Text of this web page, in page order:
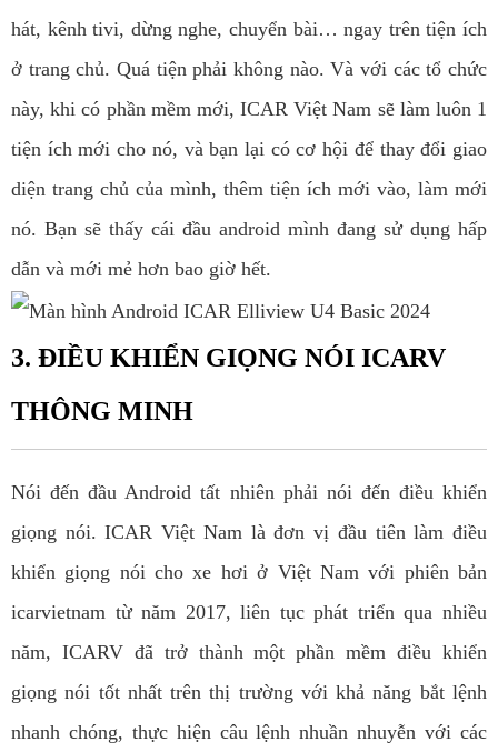
hát, kênh tivi, dừng nghe, chuyển bài… ngay trên tiện ích
ở trang chủ. Quá tiện phải không nào. Và với các tổ chức
này, khi có phần mềm mới, ICAR Việt Nam sẽ làm luôn 1
tiện ích mới cho nó, và bạn lại có cơ hội để thay đổi giao
diện trang chủ của mình, thêm tiện ích mới vào, làm mới
nó. Bạn sẽ thấy cái đầu android mình đang sử dụng hấp
dẫn và mới mẻ hơn bao giờ hết.
3. ĐIỀU KHIỂN GIỌNG NÓI ICARV
THÔNG MINH
Nói đến đầu Android tất nhiên phải nói đến điều khiển
giọng nói. ICAR Việt Nam là đơn vị đầu tiên làm điều
khiển giọng nói cho xe hơi ở Việt Nam với phiên bản
icarvietnam từ năm 2017, liên tục phát triển qua nhiều
năm, ICARV đã trở thành một phần mềm điều khiển
giọng nói tốt nhất trên thị trường với khả năng bắt lệnh
nhanh chóng, thực hiện câu lệnh nhuần nhuyễn với các